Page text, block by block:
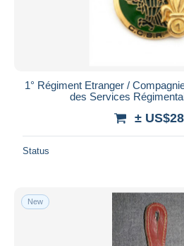
Bank transfer
iDeal
Seller's residence
1° Régiment Etranger /
des Services
±
Status
New